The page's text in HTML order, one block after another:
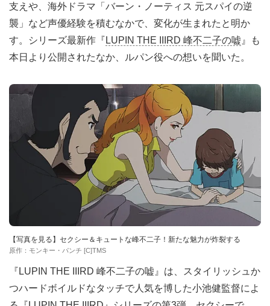
支えや、海外ドラマ「バーン・ノーティス 元スパイの逆
襲」など声優経験を積むなかで、変化が生まれたと明か
す。シリーズ最新作『 LUPIN THE IIIRD 峰不二子の嘘 』も
本日より公開されたなか、ルパン役への想いを聞いた。
【写真を見る】セクシー＆キュートな峰不二子！新たな魅力が炸裂する
原作：モンキー・パンチ [C]TMS
『LUPIN THE IIIRD 峰不二子の嘘』は、スタイリッシュか
つハードボイルドなタッチで人気を博した小池健監督によ